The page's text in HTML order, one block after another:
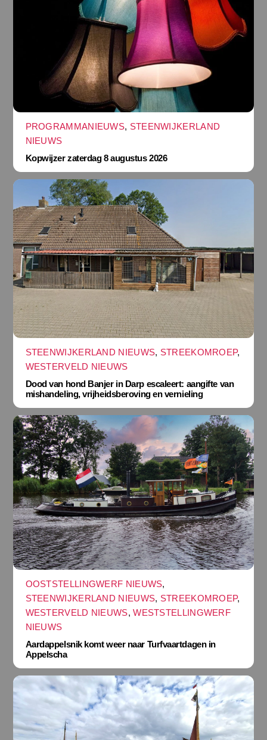
PROGRAMMANIEUWS, STEENWIJKERLAND
NIEUWS
Kopwijzer zaterdag 8 augustus 2026
STEENWIJKERLAND NIEUWS, STREEKOMROEP,
WESTERVELD NIEUWS
Dood van hond Banjer in Darp escaleert: aangifte van
mishandeling, vrijheidsberoving en vernieling
OOSTSTELLINGWERF NIEUWS,
STEENWIJKERLAND NIEUWS, STREEKOMROEP,
WESTERVELD NIEUWS,WESTSTELLINGWERF
NIEUWS
Aardappelsnik komt weer naar Turfvaartdagen in
Appelscha